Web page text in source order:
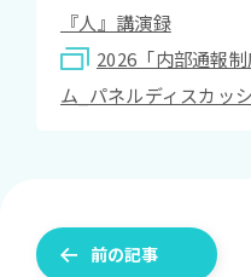
『人』講演録
2026「内部通報
ム_パネルディスカッ
前の記事